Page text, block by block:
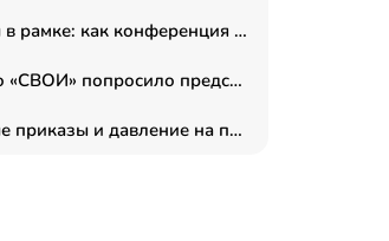
Переговоры в рамке: как конференция «Бизнес как искусство» переформатирует деловой этикет в стенах ТПП РФ
Руководство «СВОИ» попросило председателя СКР дать правовую оценку обысков в тыловом штабе
«Незаконные приказы и давление на полицию»: Эрнеста Султанова задержали у посольства Израиля во время одиночного пикета